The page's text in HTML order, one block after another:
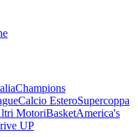
Champions
Calcio EsteroSupercoppa
MotoriBasketAmerica's
UP